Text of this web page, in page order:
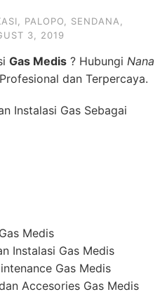
PALOPO SENDANA
3, 2019
Gas Medis ? Hubungi Nana
dan Terpercaya.
Instalasi Gas Sebagai
Medis
Instalasi Gas Medis
Gas Medis
Accesories Gas Medis